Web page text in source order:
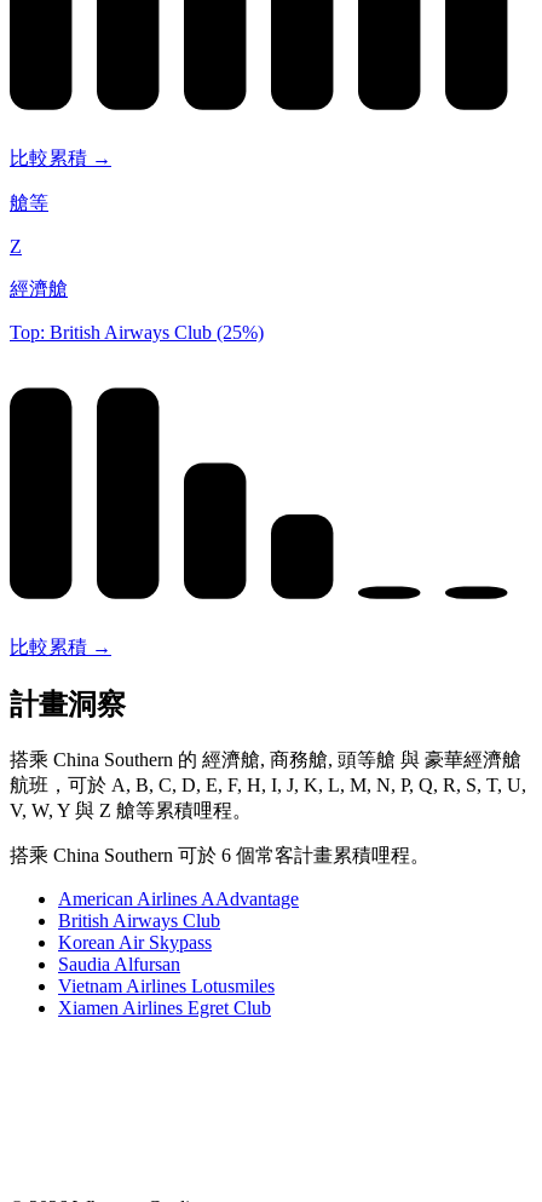
比較累積 →
艙等
Z
經濟艙
Top: British Airways Club (25%)
比較累積 →
計畫洞察
搭乘 China Southern 的 經濟艙, 商務艙, 頭等艙 與 豪華經濟艙
航班，可於 A, B, C, D, E, F, H, I, J, K, L, M, N, P, Q, R, S, T, U,
V, W, Y 與 Z 艙等累積哩程。
搭乘 China Southern 可於 6 個常客計畫累積哩程。
American Airlines AAdvantage
British Airways Club
Korean Air Skypass
Saudia Alfursan
Vietnam Airlines Lotusmiles
Xiamen Airlines Egret Club